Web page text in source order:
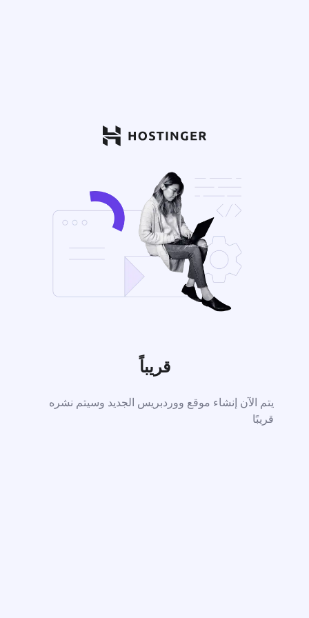
قريباً
يتم الآن إنشاء موقع ووردبريس الجديد وسيتم نشره
قريبًا